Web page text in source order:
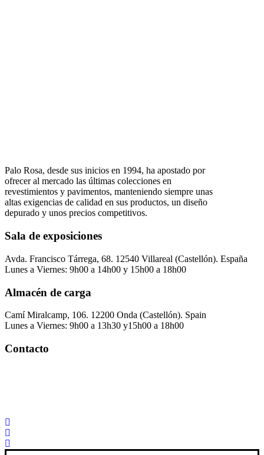
Palo Rosa, desde sus inicios en 1994, ha apostado por
ofrecer al mercado las últimas colecciones en
revestimientos y pavimentos, manteniendo siempre unas
altas exigencias de calidad en sus productos, un diseño
depurado y unos precios competitivos.
Sala de exposiciones
Avda. Francisco Tárrega, 68. 12540 Villareal (Castellón). España
Lunes a Viernes: 9h00 a 14h00 y 15h00 a 18h00
Almacén de carga
Camí Miralcamp, 106. 12200 Onda (Castellón). Spain
Lunes a Viernes: 9h00 a 13h30 y15h00 a 18h00
Contacto